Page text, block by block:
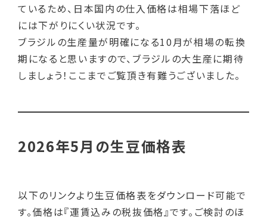
ているため、日本国内の仕入価格は相場下落ほど
には下がりにくい状況です。
ブラジルの生産量が明確になる10月が相場の転換
期になると思いますので、ブラジルの大生産に期待
しましょう！ここまでご覧頂き有難うございました。
2026年5月の生豆価格表
以下のリンクより生豆価格表をダウンロード可能で
す。価格は『運賃込みの税抜価格』です。ご検討のほ